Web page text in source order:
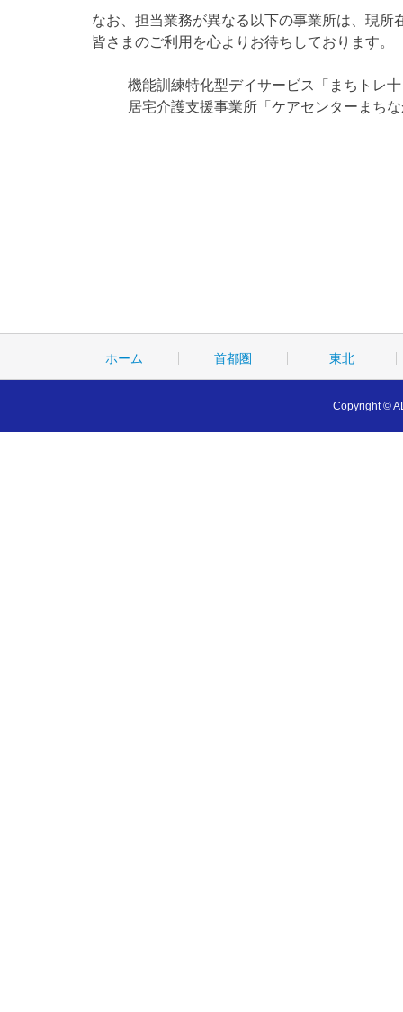
なお、担当業務が異なる以下の事業所は、現所
皆さまのご利用を心よりお待ちしております。
機能訓練特化型デイサービス「まちトレ
居宅介護支援事業所「ケアセンターまち
ホーム 首都圏 東北
Copyright ©